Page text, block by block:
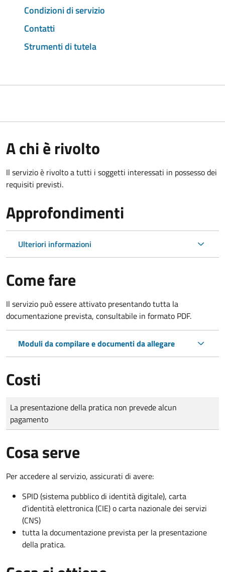
Condizioni di servizio
Contatti
Strumenti di tutela
A chi è rivolto
Il servizio è rivolto a tutti i soggetti interessati in possesso dei
requisiti previsti.
Approfondimenti
Ulteriori informazioni
Come fare
Il servizio può essere attivato presentando tutta la
documentazione prevista, consultabile in formato PDF.
Moduli da compilare e documenti da allegare
Costi
Tipo di pagamento
Importo
La presentazione della pratica non prevede alcun
pagamento
Cosa serve
Per accedere al servizio, assicurati di avere:
SPID (sistema pubblico di identità digitale), carta
d’identità elettronica (CIE) o carta nazionale dei servizi
(CNS)
tutta la documentazione prevista per la presentazione
della pratica.